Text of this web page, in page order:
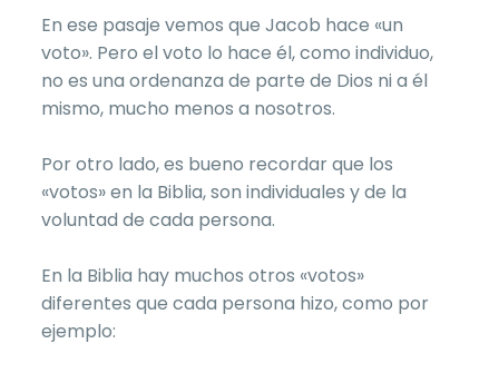
En ese pasaje vemos que Jacob hace «un
voto». Pero el voto lo hace él, como individuo,
no es una ordenanza de parte de Dios ni a él
mismo, mucho menos a nosotros.
Por otro lado, es bueno recordar que los
«votos» en la Biblia, son individuales y de la
voluntad de cada persona.
En la Biblia hay muchos otros «votos»
diferentes que cada persona hizo, como por
ejemplo: